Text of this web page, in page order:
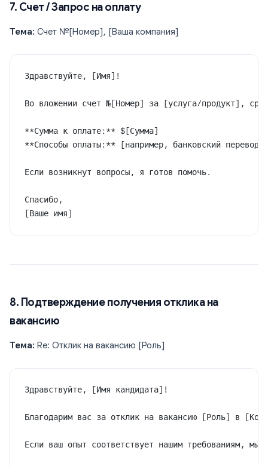
7. Счет / Запрос на оплату
Тема: Счет №[Номер], [Ваша компания]
Здравствуйте, [Имя]!
Во вложении счет №[Номер] за [услуга/продукт],
**Сумма к оплате:** $[Сумма]
**Способы оплаты:** [например, банковский
Если возникнут вопросы, я готов помочь.
Спасибо,
[Ваше имя]
8. Подтверждение получения отклика на
вакансию
Тема: Re: Отклик на вакансию [Роль]
Здравствуйте, [Имя кандидата]!
Благодарим вас за отклик на вакансию [Роль] в
Если ваш опыт соответствует нашим требованиям,